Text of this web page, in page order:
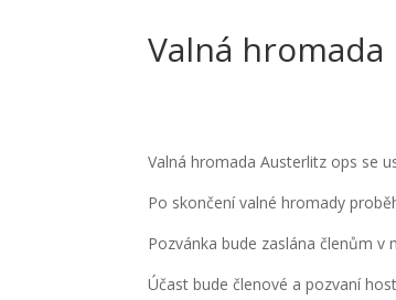
Valná hromada
Valná hromada Austerlitz ops se
Po skončení valné hromady
Pozvánka bude zaslána členům v
Účast bude členové a pozvaní